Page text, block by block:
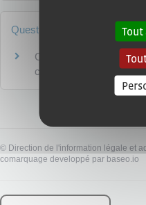
Questions ? Réponses !
Comment est
collège salarial ?
© Direction de l'information légale et
comarquage developpé par baseo.io
Tout